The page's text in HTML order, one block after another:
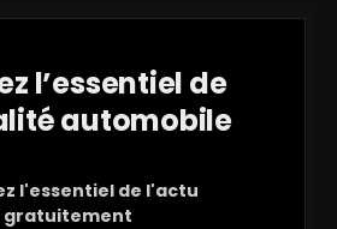
l’essentiel de
automobile
l'essentiel de l'actu
gratuitement